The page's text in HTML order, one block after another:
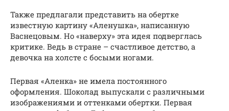
Также предлагали представить на обертке
известную картину «Аленушка», написанную
Васнецовым. Но «наверху» эта идея подверглась
критике. Ведь в стране – счастливое детство, а
девочка на холсте с босыми ногами.
Первая «Аленка» не имела постоянного
оформления. Шоколад выпускали с различными
изображениями и оттенками обертки. Первая